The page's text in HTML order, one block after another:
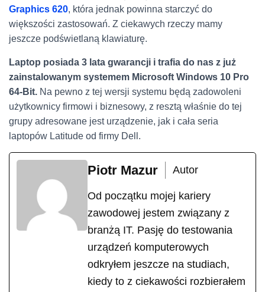
Graphics 620, która jednak powinna starczyć do
większości zastosowań. Z ciekawych rzeczy mamy
jeszcze podświetlaną klawiaturę.
Laptop posiada 3 lata gwarancji i trafia do nas z już
zainstalowanym systemem Microsoft Windows 10 Pro
64-Bit. Na pewno z tej wersji systemu będą zadowoleni
użytkownicy firmowi i biznesowy, z resztą właśnie do tej
grupy adresowane jest urządzenie, jak i cała seria
laptopów Latitude od firmy Dell.
Piotr Mazur Autor
Od początku mojej kariery
zawodowej jestem związany z
branżą IT. Pasję do testowania
urządzeń komputerowych
odkryłem jeszcze na studiach,
kiedy to z ciekawości rozbierałem